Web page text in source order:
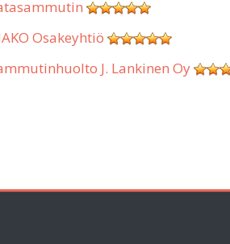
Osakeyhtiö
J. Lankinen Oy